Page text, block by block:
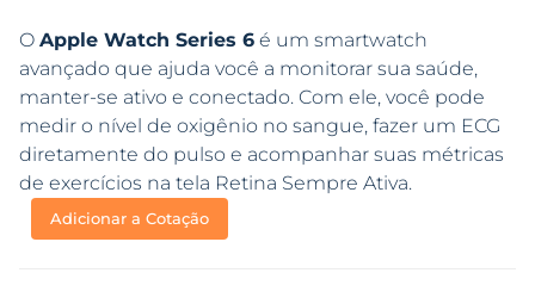
O Apple Watch Series 6 é um smartwatch
avançado que ajuda você a monitorar sua saúde,
manter-se ativo e conectado. Com ele, você pode
medir o nível de oxigênio no sangue, fazer um ECG
diretamente do pulso e acompanhar suas métricas
de exercícios na tela Retina Sempre Ativa.
Adicionar a Cotação